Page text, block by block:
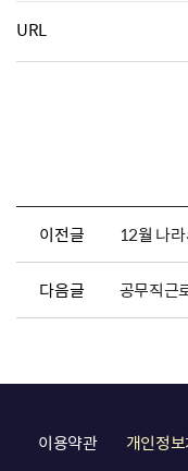
URL
이전글 12월 나
다음글
이용약관 개인정